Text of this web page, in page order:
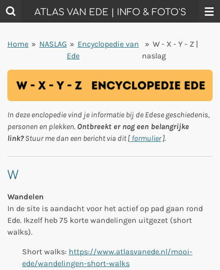
Ga
direct
de
ATLAS VAN EDE | INFO & FOTO'S
Home » NASLAG » Encyclopedie van
Ede
» W - X - Y - Z |
naslag
In deze enclopedie vind je informatie bij de Edese geschiedenis,
personen en plekken. Ontbreekt er nog een belangrijke
link?Stuur me dan een bericht via dit [ formulier].
W
Wandelen
In de site is aandacht voor het actief op pad gaan rond
Ede. Ikzelf heb 75 korte wandelingen uitgezet (short
walks).
Short walks: https://www.atlasvanede.nl/mooi-
ede/wandelingen-short-walks